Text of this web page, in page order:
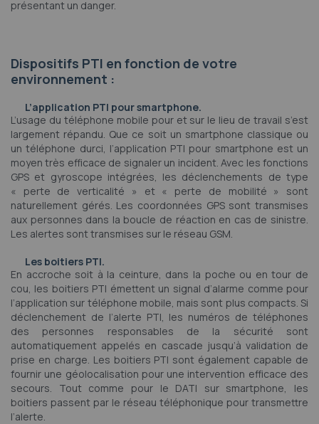
présentant un danger.
Dispositifs PTI en fonction de votre
environnement :
L’application PTI pour smartphone.
L’usage du téléphone mobile pour et sur le lieu de travail s’est
largement répandu. Que ce soit un smartphone classique ou
un téléphone durci, l’application PTI pour smartphone est un
moyen très efficace de signaler un incident. Avec les fonctions
GPS et gyroscope intégrées, les déclenchements de type
« perte de verticalité » et « perte de mobilité » sont
naturellement gérés. Les coordonnées GPS sont transmises
aux personnes dans la boucle de réaction en cas de sinistre.
Les alertes sont transmises sur le réseau GSM.
Les boitiers PTI.
En accroche soit à la ceinture, dans la poche ou en tour de
cou, les boitiers PTI émettent un signal d’alarme comme pour
l’application sur téléphone mobile, mais sont plus compacts. Si
déclenchement de l’alerte PTI, les numéros de téléphones
des personnes responsables de la sécurité sont
automatiquement appelés en cascade jusqu’à validation de
prise en charge. Les boitiers PTI sont également capable de
fournir une géolocalisation pour une intervention efficace des
secours. Tout comme pour le DATI sur smartphone, les
boitiers passent par le réseau téléphonique pour transmettre
l’alerte.